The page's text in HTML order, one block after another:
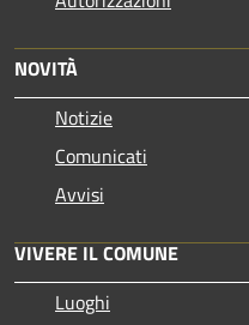
NOVITÀ
Notizie
Comunicati
Avvisi
VIVERE IL COMUNE
Luoghi